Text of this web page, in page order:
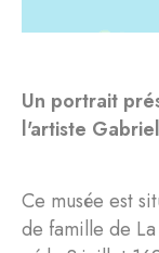
Un portrait
l'artiste
Ce musée est
de famille de